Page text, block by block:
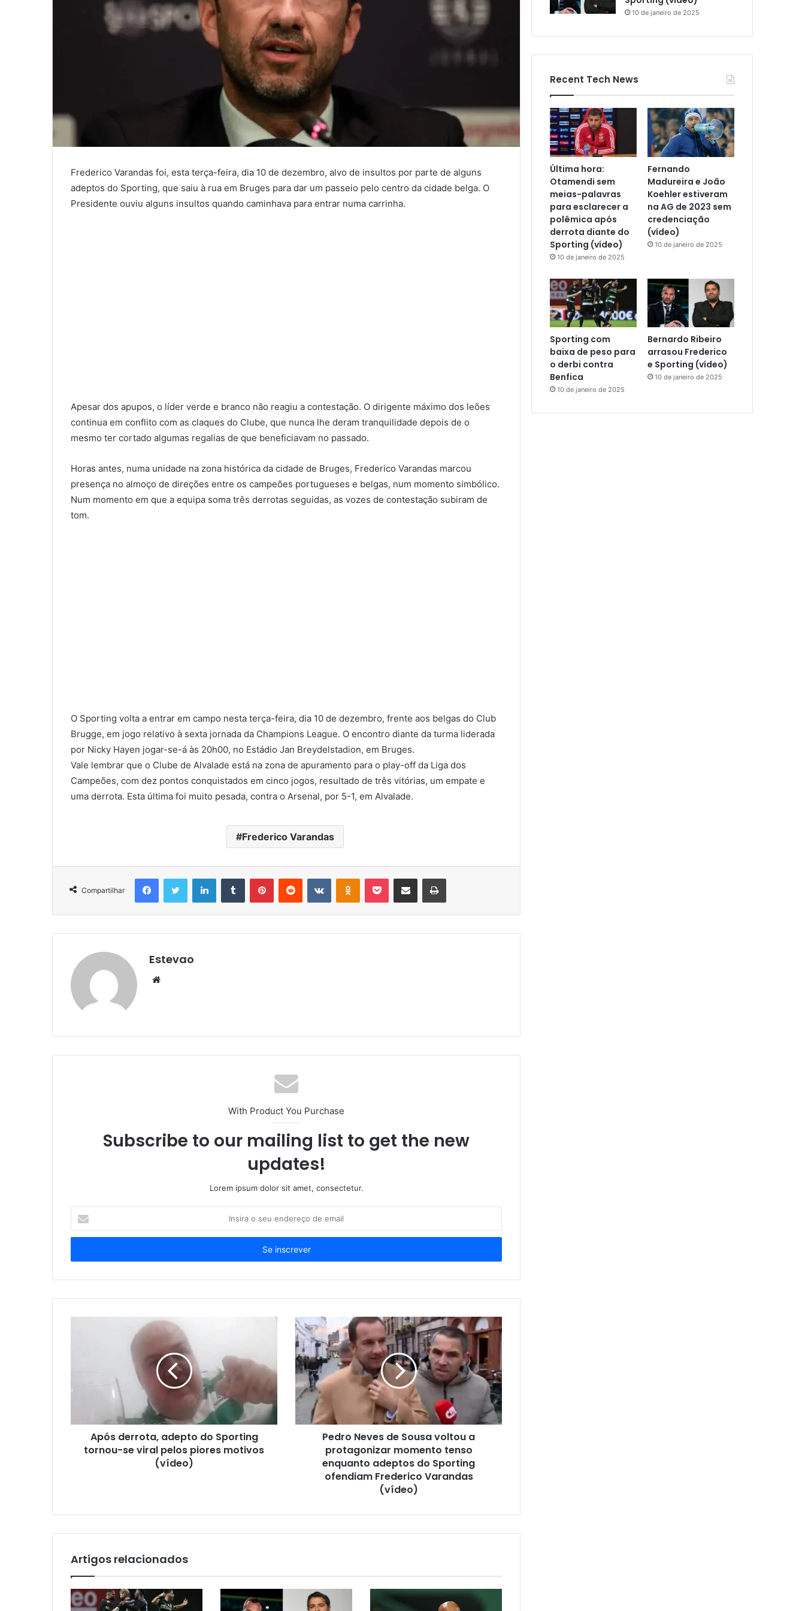
Frederico Varandas foi, esta terça-feira, dia 10 de dezembro, alvo de insultos por parte de alguns
adeptos do Sporting, que saiu à rua em Bruges para dar um passeio pelo centro da cidade belga. O
Presidente ouviu alguns insultos quando caminhava para entrar numa carrinha.
Apesar dos apupos, o líder verde e branco não reagiu a contestação. O dirigente máximo dos leões
continua em conflito com as claques do Clube, que nunca lhe deram tranquilidade depois de o
mesmo ter cortado algumas regalias de que beneficiavam no passado.
Horas antes, numa unidade na zona histórica da cidade de Bruges, Frederico Varandas marcou
presença no almoço de direções entre os campeões portugueses e belgas, num momento simbólico.
Num momento em que a equipa soma três derrotas seguidas, as vozes de contestação subiram de
tom.
O Sporting volta a entrar em campo nesta terça-feira, dia 10 de dezembro, frente aos belgas do Club
Brugge, em jogo relativo à sexta jornada da Champions League. O encontro diante da turma liderada
por Nicky Hayen jogar-se-á às 20h00, no Estádio Jan Breydelstadion, em Bruges.
Vale lembrar que o Clube de Alvalade está na zona de apuramento para o play-off da Liga dos
Campeões, com dez pontos conquistados em cinco jogos, resultado de três vitórias, um empate e
uma derrota. Esta última foi muito pesada, contra o Arsenal, por 5-1, em Alvalade.
Frederico Varandas
Compartilhar
FacebookTwitter LinkedinTumblr PinterestReddit VK OK Pocket Compartilhar via e-mail Imprimir
Estevao
Website
With Product You Purchase
Subscribe to our mailing list to get the new
updates!
Lorem ipsum dolor sit amet, consectetur.
seu
de
Após derrota, adepto do Sporting
tornou-se viral pelos piores motivos
(vídeo)
Pedro Neves de Sousa voltou a
protagonizar momento tenso
enquanto adeptos do Sporting
ofendiam Frederico Varandas
(vídeo)
Artigos relacionados
10 de janeiro de 2025
Recent Tech News
Última hora:
Otamendi sem
meias-palavras
para esclarecer a
polêmica após
derrota diante do
Sporting (vídeo)
10 de janeiro de 2025
Fernando
Madureira e João
Koehler estiveram
na AG de 2023 sem
credenciação
(vídeo)
10 de janeiro de 2025
Sporting com
baixa de peso para
o derbi contra
Benfica
10 de janeiro de 2025
Bernardo Ribeiro
arrasou Frederico
e Sporting (vídeo)
10 de janeiro de 2025